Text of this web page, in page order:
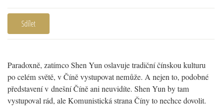
Sdílet
Paradoxně, zatímco Shen Yun oslavuje tradiční čínskou kulturu
po celém světě, v Číně vystupovat nemůže. A nejen to, podobné
představení v dnešní Číně ani neuvidíte. Shen Yun by tam
vystupoval rád, ale Komunistická strana Číny to nechce dovolit.